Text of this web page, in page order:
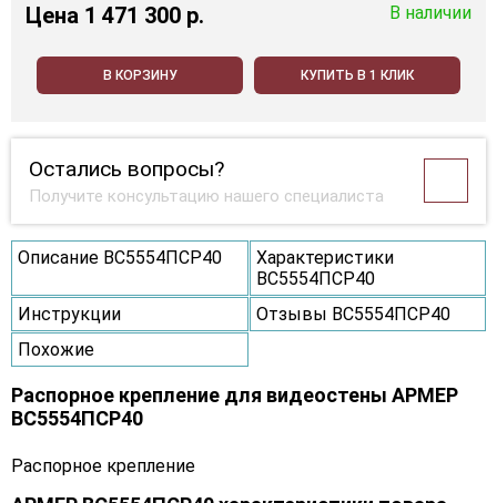
Цена 1 471 300 p. В наличии
В КОРЗИНУ КУПИТЬ В 1 КЛИК
Остались вопросы?
Получите консультацию нашего специалиста
Описание ВС5554ПСР40
Характеристики
ВС5554ПСР40
Инструкции
Отзывы ВС5554ПСР40
Похожие
Распорное крепление для видеостены АРМЕР
ВС5554ПСР40
Распорное крепление